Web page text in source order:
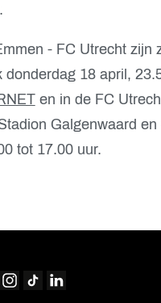
- FC Utrecht zijn
donderdag 18 april,
en in de FC
Galgenwaard
tot 17.00 uur.